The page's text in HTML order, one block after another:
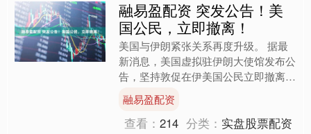
融易盈配资 突发公告！美
国公民，立即撤离！
美国与伊朗紧张关系再度升级。 据最
新消息，美国虚拟驻伊朗大使馆发布公
告，坚持敦促在伊美国公民立即撤离。
公告建议美国公民在安全条件下，可通
过陆路前往阿塞拜疆、亚美....
融易盈配资
查看：214 分类： 实盘股票配资